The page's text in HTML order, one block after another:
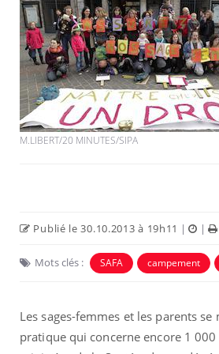
M.LIBERT/20 MINUTES/SIPA
Publié le 30.10.2013 à 19h11 | |
Mots clés : SAFA campement
Les sages-femmes et les parents
pratique qui concerne encore 1
Chikungunya, dengue,
West Nile : que se passe-
t-il dans le sud de la
France ?
Cytomégalovirus : ce qui
change dans la prise en
enceintes